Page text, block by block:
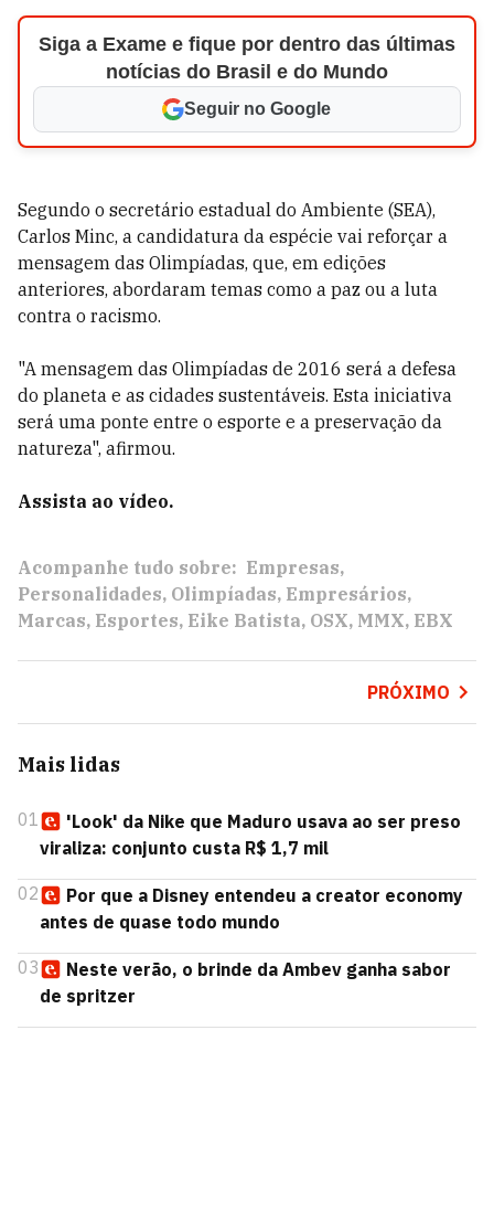
Siga a Exame e fique por dentro das últimas
notícias do Brasil e do Mundo
Seguir no Google
Segundo o secretário estadual do Ambiente (SEA),
Carlos Minc, a candidatura da espécie vai reforçar a
mensagem das Olimpíadas, que, em edições
anteriores, abordaram temas como a paz ou a luta
contra o racismo.
"A mensagem das Olimpíadas de 2016 será a defesa
do planeta e as cidades sustentáveis. Esta iniciativa
será uma ponte entre o esporte e a preservação da
natureza", afirmou.
Assista ao vídeo.
Acompanhe tudo sobre: Empresas
Personalidades Olimpíadas Empresários
Marcas Esportes Eike Batista OSX MMX EBX
PRÓXIMO
Mais lidas
01
'Look' da Nike que Maduro usava ao ser preso
viraliza: conjunto custa R$ 1,7 mil
02
Por que a Disney entendeu a creator economy
antes de quase todo mundo
03
Neste verão, o brinde da Ambev ganha sabor
de spritzer